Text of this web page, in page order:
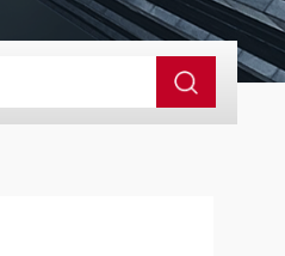
FST200A全自动表面张力仪